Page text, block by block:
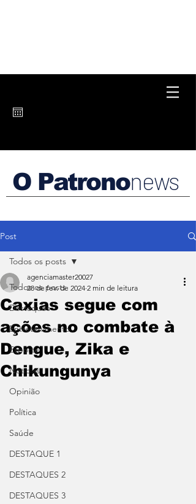
O Patrononews
Post
Todos os posts
Destaques
Entretenimento
Esporte
Notícias
Opinião
Política
Saúde
DESTAQUE 1
DESTAQUES 2
DESTAQUES 3
Todos os posts
Caxias segue com
ações no combate à
Dengue, Zika e
Chikungunya
agenciamaster20027
28 de fev. de 2024 2 min de leitura